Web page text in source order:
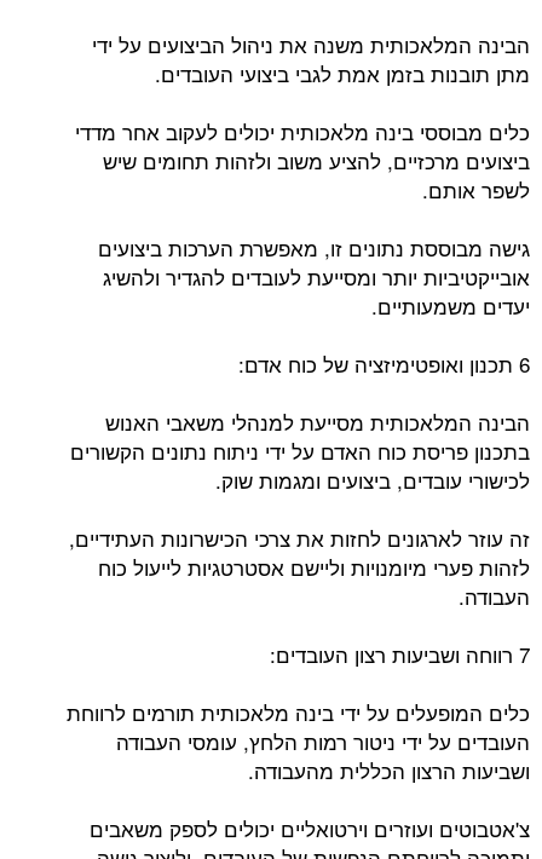
הבינה המלאכותית משנה את ניהול הביצועים על ידי
מתן תובנות בזמן אמת לגבי ביצועי העובדים.
כלים מבוססי בינה מלאכותית יכולים לעקוב אחר מדדי
ביצועים מרכזיים, להציע משוב ולזהות תחומים שיש
לשפר אותם.
גישה מבוססת נתונים זו, מאפשרת הערכות ביצועים
אובייקטיביות יותר ומסייעת לעובדים להגדיר ולהשיג
יעדים משמעותיים.
6 תכנון ואופטימיזציה של כוח אדם:
הבינה המלאכותית מסייעת למנהלי משאבי האנוש
בתכנון פריסת כוח האדם על ידי ניתוח נתונים הקשורים
לכישורי עובדים, ביצועים ומגמות שוק.
זה עוזר לארגונים לחזות את צרכי הכישרונות העתידיים,
לזהות פערי מיומנויות וליישם אסטרטגיות לייעול כוח
העבודה.
7 רווחה ושביעות רצון העובדים:
כלים המופעלים על ידי בינה מלאכותית תורמים לרווחת
העובדים על ידי ניטור רמות הלחץ, עומסי העבודה
ושביעות הרצון הכללית מהעבודה.
צ'אטבוטים ועוזרים וירטואליים יכולים לספק משאבים